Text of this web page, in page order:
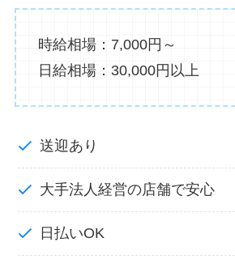
時給相場：7,000円～
日給相場：30,000円以上
送迎あり
大手法人経営の店舗で安心
日払いOK